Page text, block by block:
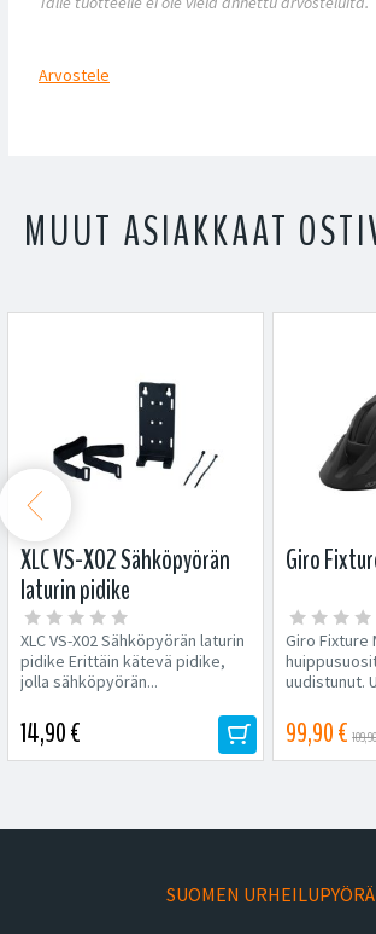
Arvostele
MUUT ASIAKKAAT
XLC VS-X02 Sähköpyörän
laturin pidike
XLC VS-X02 Sähköpyörän laturin
pidike Erittäin kätevä pidike,
jolla sähköpyörän...
14,90 €
Giro
Giro Fixture
uudistunut.
99,90 €

SUOMEN URHEILUPYÖRÄ